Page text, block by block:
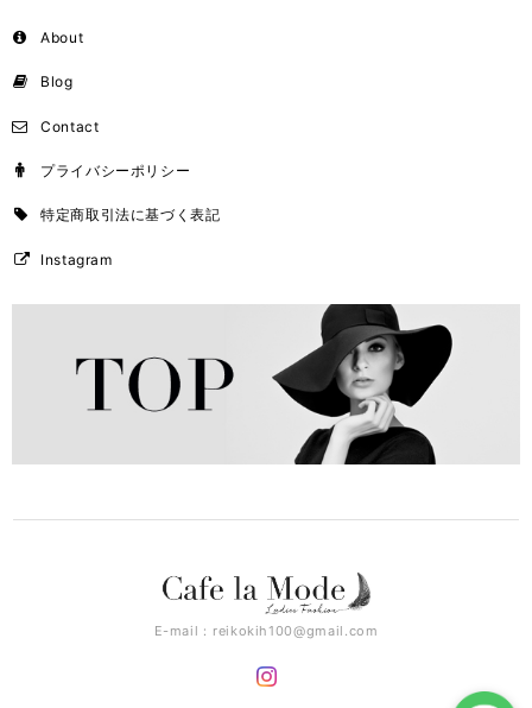
About
Blog
Contact
プライバシーポリシー
特定商取引法に基づく表記
Instagram
E-mail： reikokih100@gmail.com